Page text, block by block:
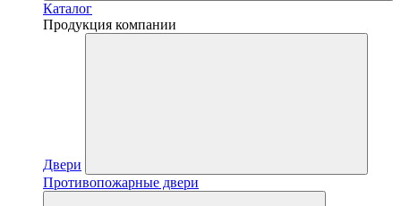
Каталог
Продукция компании
Двери
Противопожарные двери